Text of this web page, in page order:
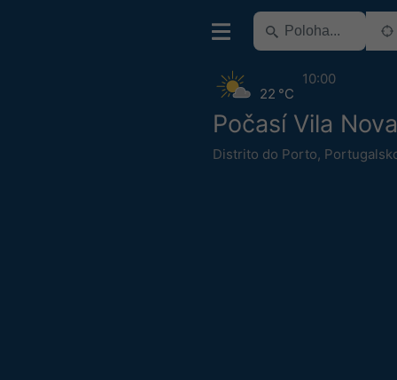
Počasí Vila
Distrito do Porto,
22 °C
10:00